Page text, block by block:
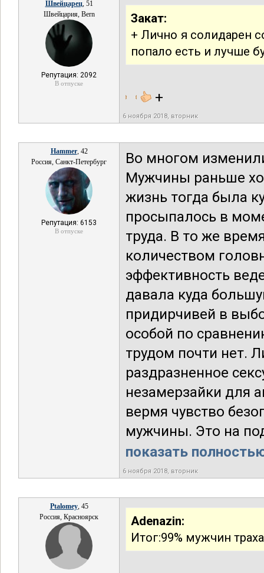
Швейцарец, 51
Швейцария, Bern
Репутация: 2092
В отпуске
Закат:
+ Лично я солидарен
попало есть и лучше
+
6 ноября 2018, вторник
Hammer, 42
Россия, Санкт-Петербург
Репутация: 6153
В отпуске
Во многом
Мужчины раньше
жизнь тогда была
просыпалось в
труда. В то же
количеством
эффективность
давала куда
придирчивей в
особой по
трудом почти нет.
раздразненное
незамерзайки для
вермя чувство
мужчины. Это на
показать
6 ноября 2018, вторник
Ptalomey, 45
Россия, Красноярск
Adenazin:
Итог:99% мужчин